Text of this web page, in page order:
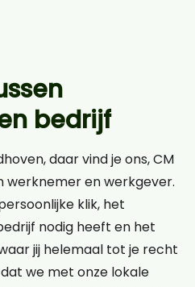
bedrijf
daar vind je ons, CM
werknemer en werkgever.
klik, het
nodig heeft en het
jij helemaal tot je recht
we met onze lokale